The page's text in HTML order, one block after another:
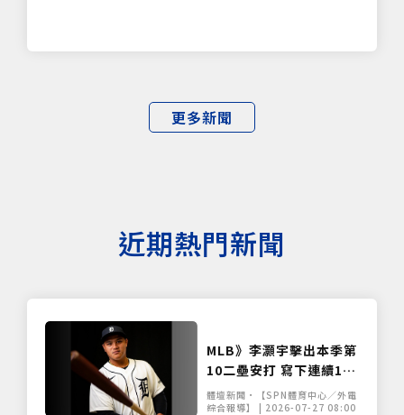
更多新聞
近期熱門新聞
MLB》李灝宇擊出本季第
10二壘安打 寫下連續11
場安打個人新紀錄
體壇新聞•【SPN體育中心／外電
綜合報導】 | 2026-07-27 08:00